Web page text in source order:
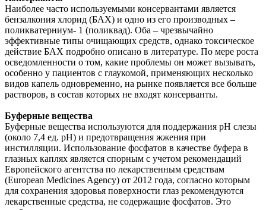
Наиболее часто используемыми консервантами является
бензалкония хлорид (БАХ) и одно из его производных –
поликватерниум- 1 (поликвад). Оба – чрезвычайно
эффективные типы очищающих средств, однако токсическое
действие БАХ подробно описано в литературе. По мере роста
осведомленности о том, какие проблемы он может вызывать,
особенно у пациентов с глаукомой, применяющих несколько
видов капель одновременно, на рынке появляется все больше
растворов, в состав которых не входят консерванты.
Буферные вещества
Буферные вещества используются для поддержания pH слезы
(около 7,4 ед. pH) и предотвращения жжения при
инстилляции. Использование фосфатов в качестве буфера в
глазных каплях является спорным с учетом рекомендаций
Европейского агентства по лекарственным средствам
(European Medicines Agency) от 2012 года, согласно которым
для сохранения здоровья поверхности глаз рекомендуются
лекарственные средства, не содержащие фосфатов. Это